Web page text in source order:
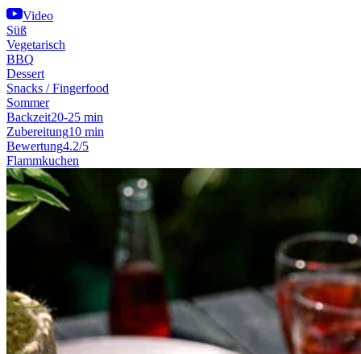
Video
Süß
Vegetarisch
BBQ
Dessert
Snacks / Fingerfood
Sommer
Backzeit20-25 min
Zubereitung10 min
Bewertung4.2/5
Flammkuchen